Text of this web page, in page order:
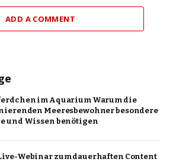
ADD A COMMENT
im Aquarium Warum die
Meeresbewohner besondere
und Wissen benötigen
Webinar zum dauerhaften Content